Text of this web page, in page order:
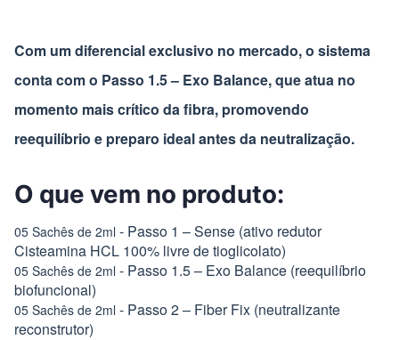
Com um diferencial exclusivo no mercado, o sistema
conta com o Passo 1.5 – Exo Balance, que atua no
momento mais crítico da fibra, promovendo
reequilíbrio e preparo ideal antes da neutralização.
O que vem no produto:
05 Sachês de 2ml - Passo 1 – Sense (ativo redutor
Cisteamina HCL 100% livre de tioglicolato)
05 Sachês de 2ml - Passo 1.5 – Exo Balance (reequilíbrio
biofuncional)
05 Sachês de 2ml - Passo 2 – Fiber Fix (neutralizante
reconstrutor)